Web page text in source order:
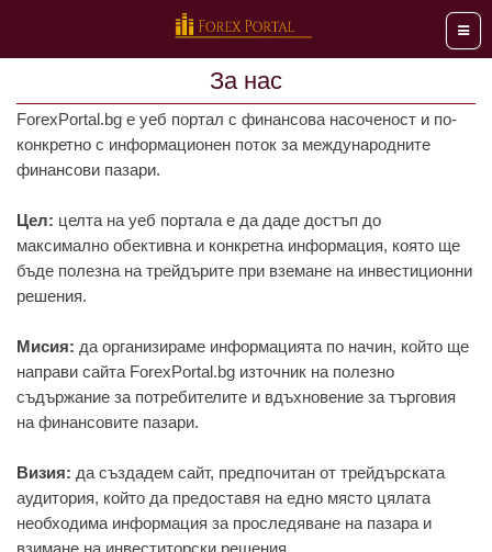
Меню
За нас
ForexPortal.bg е уеб портал с финансова насоченост и по-
конкретно с информационен поток за международните
финансови пазари.
Цел: целта на уеб портала е да даде достъп до
максимално обективна и конкретна информация, която ще
бъде полезна на трейдърите при вземане на инвестиционни
решения.
Мисия: да организираме информацията по начин, който ще
направи сайта ForexPortal.bg източник на полезно
съдържание за потребителите и вдъхновение за търговия
на финансовите пазари.
Визия: да създадем сайт, предпочитан от трейдърската
аудитория, който да предоставя на едно място цялата
необходима информация за проследяване на пазара и